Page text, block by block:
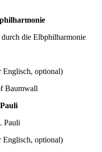
die Elbphilharmonie
Englisch, optional)
Baumwall
Pauli
Englisch, optional)